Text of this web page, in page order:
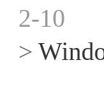
2-10
>